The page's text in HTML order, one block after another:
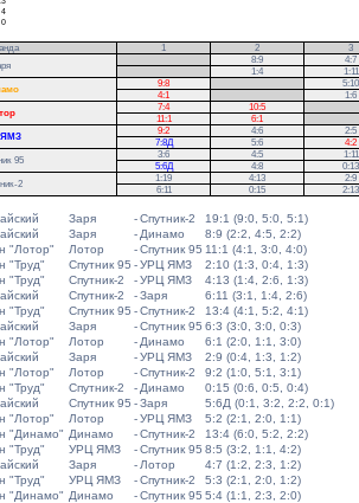
4
0
1 2
3
8:9
4:7
1:4
1:11
9:8
5:10
4:1
1:6
7:4 10:5
11:1
6:1
ЯМЗ
9:2 4:6
2:5
7:8Д
5:6
4:2
95
3:6 4:5
1:11
5:6Д
4:8
0:13
2
1:19 4:13
2:9
6:11
0:15 2:13
Заря -Спутник-2
19:1 (9:0, 5:0, 5:1)
Заря - Динамо
8:9 (2:2, 4:5, 2:2)
"Лотор" Лотор -Спутник 95 11:1 (4:1, 3:0, 4:0)
"Труд" Спутник 95 -УРЦ ЯМЗ
2:10 (1:3, 0:4, 1:3)
"Труд" Спутник-2 -УРЦ ЯМЗ
4:13 (1:4, 2:6, 1:3)
Спутник-2 -Заря
6:11 (3:1, 1:4, 2:6)
"Труд" Спутник 95 -Спутник-2
13:4 (4:1, 5:2, 4:1)
Заря -Спутник 95 6:3 (3:0, 3:0, 0:3)
"Лотор" Лотор - Динамо
6:1 (2:0, 1:1, 3:0)
Заря -УРЦ ЯМЗ
2:9 (0:4, 1:3, 1:2)
"Лотор" Лотор -Спутник-2
9:2 (1:0, 5:1, 3:1)
"Труд" Спутник-2 - Динамо
0:15 (0:6, 0:5, 0:4)
Спутник 95 -Заря
5:6Д (0:1, 3:2, 2:2, 0:1)
"Лотор" Лотор -УРЦ ЯМЗ
5:2 (2:1, 2:0, 1:1)
"Динамо" Динамо -Спутник-2
13:4 (6:0, 5:2, 2:2)
"Труд" УРЦ ЯМЗ -Спутник 95 8:5 (3:2, 1:1, 4:2)
Заря - Лотор
4:7 (1:2, 2:3, 1:2)
"Труд" УРЦ ЯМЗ -Спутник-2
5:3 (2:1, 2:0, 1:2)
"Динамо" Динамо -Спутник 95 5:4 (1:1, 2:3, 2:0)